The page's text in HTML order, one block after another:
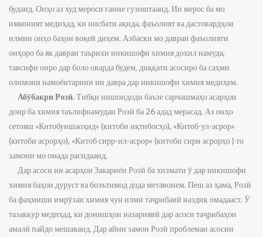
буданд. Онҳо аз худ мероси ғание гузоштаанд. Ин мерос ба мо
имконият медиҳад, ки нисбати ақида, фаъолият ва дастовардҳои
илмии онҳо баҳои воқеӣ диҳем. Азбаски мо давраи фаъолияти
онҳоро ба як давраи таърихи инкишофи химия дохил намуда,
тавсифи онро дар боло оварда будем, диққати асосиро ба саҳми
олимони намоёнтарини ин давра дар инкишофи химия медиҳем.
Абӯбакри Розӣ.Тибқи нишондоди баъзе сарчашмаҳо асарҳои
доир ба химия таълифнамудаи Розӣ ба 26 адад мерасад. Аз онҳо
сетояш «Китобуншаоҳид» (китоби иқтибосҳо), «Китоб-ул-асрор»
(китоби асрорҳо), «Китоб сирр-ил-асрор» (китоби сири асрорҳо ) то
замони мо омада расидаанд.
Дар асоси ин асарҳои Закариёи Розӣ ба хизмати ӯ дар инкишофи
химия баҳои дуруст ва боэътимод дода метавонем. Пеш аз ҳама, Розӣ
ба фаҳмиши имрӯзаи химия чун илми таҷрибавӣ наздик омадааст. Ӯ
тазаккур медиҳад, ки донишҳои назариявӣ дар асоси таҷрибаҳои
амалӣ пайдо мешаванд. Дар айни замон Розӣ проблемаи асосии